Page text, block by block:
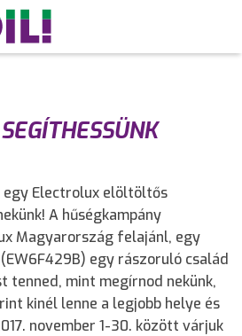
egy Electrolux elöltöltős
A hűségkampány
Magyarország felajánl, egy
egy rászoruló család
tenned, mint megírnod nekünk,
kinél lenne a legjobb helye és
november 1-30. között várjuk